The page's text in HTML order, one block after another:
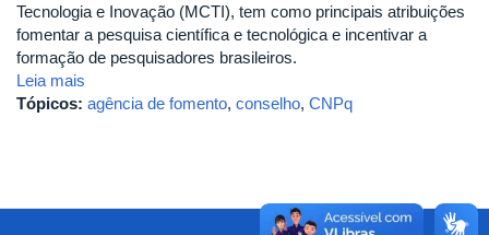
Tecnologia e Inovação (MCTI), tem como principais atribuições
fomentar a pesquisa científica e tecnológica e incentivar a
formação de pesquisadores brasileiros.
Leia mais
Tópicos: agência de fomento, conselho, CNPq